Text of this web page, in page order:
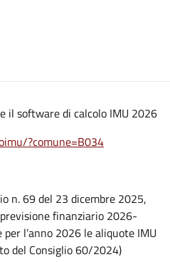
il software di calcolo IMU 2026
?comune=B034
n. 69 del 23 dicembre 2025,
finanziario 2026-
l’anno 2026 le aliquote IMU
del Consiglio 60/2024)